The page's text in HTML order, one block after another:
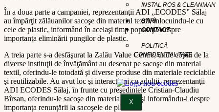
INSTAL ROS & CLEANMAN
ȘTIRI
CONTACT
POLITICĂ
CONFIDENȚIALITATE
X
În a doua parte a campaniei, reprezentanţii ADI „ECODES” Sălaj
au împărţit zălăuanilor sacoşe din material textil, înlocuindu-le cu
cele de plastic, informând în acelaşi timp populaţia despre
importanţa eliminării pungilor de plastic.
A treia parte s-a desfăşurat la Zalău Value Centre, unde copiii de la
diverse instituţii de învăţământ au desenat pe sacoşe din material
textil, oferindu-le totodată şi diverse produse din materiale reciclabile
şi reutilizabile. Au avut loc şi interacţiuni cu adulţii, reprezentanţii
ADI ECODES Sălaj, în frunte cu preşedintele Cristian-Claudiu
Bîrsan, oferindu-le sacoşe din material textil şi informându-i despre
importanţa renunţării la sacoşele de plastic.